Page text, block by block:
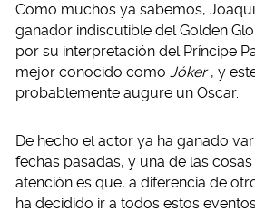
Como muchos ya sabemos,
ganador indiscutible del Golden
por su interpretación del Príncipe
mejor conocido como Jóker , y
probablemente augure un Oscar.
De hecho el actor ya ha ganado
fechas pasadas, y una de las
atención es que, a diferencia de
ha decidido ir a todos estos